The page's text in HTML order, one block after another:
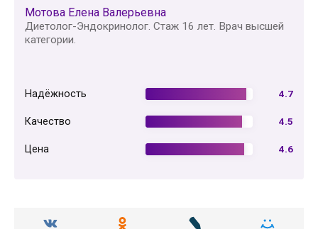
Мотова Елена Валерьевна
Диетолог-Эндокринолог. Стаж 16 лет. Врач высшей
категории.
Надёжность 4.7
Качество 4.5
Цена 4.6